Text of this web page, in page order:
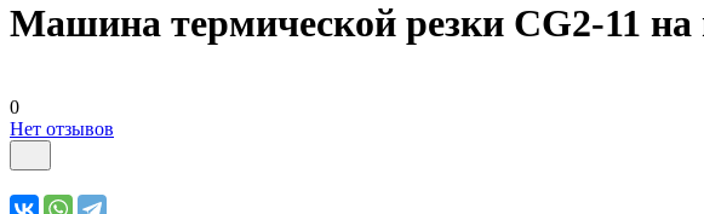
Машина термической резки CG2-11
0
Нет отзывов